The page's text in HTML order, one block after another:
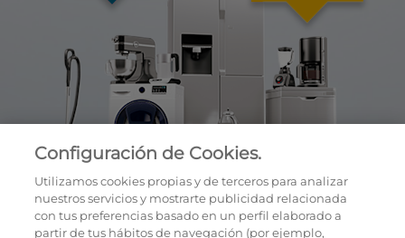
Configuración de Cookies.
Utilizamos cookies propias y de terceros para analizar
nuestros servicios y mostrarte publicidad relacionada
con tus preferencias basado en un perfil elaborado a
partir de tus hábitos de navegación (por ejemplo,